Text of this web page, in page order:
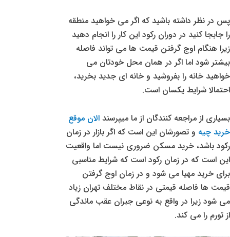
پس در نظر داشته باشید که اگر می خواهید منطقه
را جابجا کنید در دوران رکود این کار را انجام دهید
زیرا هنگام اوج گرفتن قیمت ها می تواند فاصله
بیشتر شود اما اگر در همان محل خودتان می
خواهید خانه را بفروشید و خانه ای جدید بخرید،
احتمالا شرایط یکسان است.
بسیاری از مراجعه کنندگان از ما میپرسند الان موقع
خرید چیه و تصورشان این است که اگر بازار در زمان
رکود باشد، خرید مسکن ضروری نیست اما واقعیت
این است که در زمان رکود است که شرایط مناسبی
برای خرید مهیا می شود و در زمان اوج گرفتن
قیمت ها فاصله قیمتی در نقاط مختلف تهران زیاد
می شود زیرا در واقع به نوعی جبران عقب ماندگی
از تورم را می کند.